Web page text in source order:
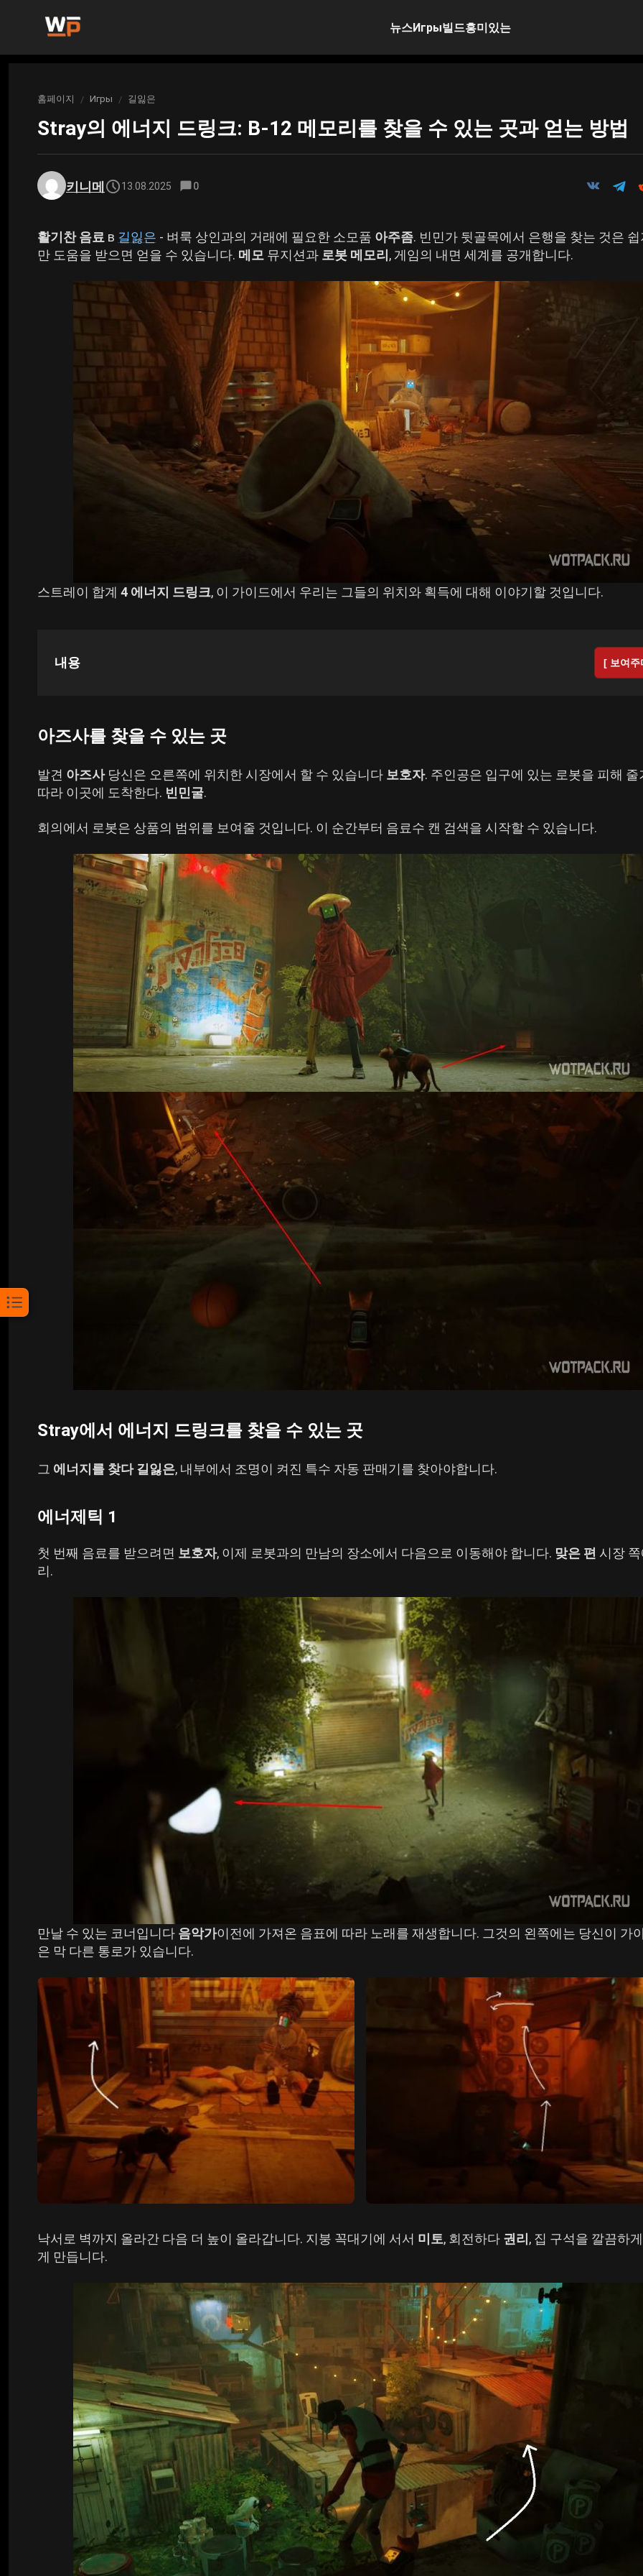
뉴스Игры빌드흥미있는
겐신 임팩트 뉴스
Honkai News: 스타 레일
젠리스 존 제로 뉴스
젠신 임팩트
혼카이: 스타 레일
영원함에서 영원함으로
아크나이츠: 엔드필드
킹덤 컴: 딜리버런스 2
Roblox
원신 임팩트 빌드
Zenless Zone Zero 빌드
영원에서 영원으로 나아가는 여정
아크나이츠: 엔드필드 빌드
사이버펑크 2077 빌드
흥미있는
애니메이션
당신이 여기 있습니다 :
홈페이지 Игры 길잃은
Stray의 에너지 드링크: B-12 메모리를 찾을 수 있는 곳과 얻는 방법
키니메 13.08.2025 0
활기찬 음료 в 길잃은 - 벼룩 상인과의 거래에 필요한 소모품 아주좀. 빈민가 뒷골목에서 은행을 찾는 것은
만 도움을 받으면 얻을 수 있습니다. 메모 뮤지션과 로봇 메모리 , 게임의 내면 세계를 공개합니다.
스트레이 합계 4 에너지 드링크, 이 가이드에서 우리는 그들의 위치와 획득에 대해 이야기할 것입니다.
내용 [ 보여주
아즈사를 찾을 수 있는 곳
발견 아즈사당신은 오른쪽에 위치한 시장에서 할 수 있습니다 보호자. 주인공은 입구에 있는 로봇을 피해 줄
따라 이곳에 도착한다. 빈민굴.
회의에서 로봇은 상품의 범위를 보여줄 것입니다. 이 순간부터 음료수 캔 검색을 시작할 수 있습니다.
Stray에서 에너지 드링크를 찾을 수 있는 곳
그 에너지를 찾다길잃은, 내부에서 조명이 켜진 특수 자동 판매기를 찾아야합니다.
에너제틱 1
첫 번째 음료를 받으려면 보호자, 이제 로봇과의 만남의 장소에서 다음으로 이동해야 합니다. 맞은 편 시장
리.
만날 수 있는 코너입니다 음악가이전에 가져온 음표에 따라 노래를 재생합니다. 그것의 왼쪽에는 당신이 가
은 막 다른 통로가 있습니다.
낙서로 벽까지 올라간 다음 더 높이 올라갑니다. 지붕 꼭대기에 서서 미토, 회전하다 권리 , 집 구석을 깔끔하
게 만듭니다.